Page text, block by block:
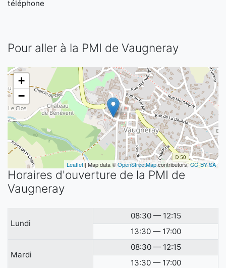
téléphone
Pour aller à la PMI de Vaugneray
+
−
Leaflet| Map data ©OpenStreetMapcontributors,CC-BY-SA
Horaires d'ouverture de la PMI de
Vaugneray
Lundi
08:30 — 12:15
13:30 — 17:00
Mardi
08:30 — 12:15
13:30 — 17:00